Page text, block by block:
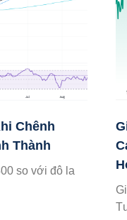
Chênh
Thành
so với đô la